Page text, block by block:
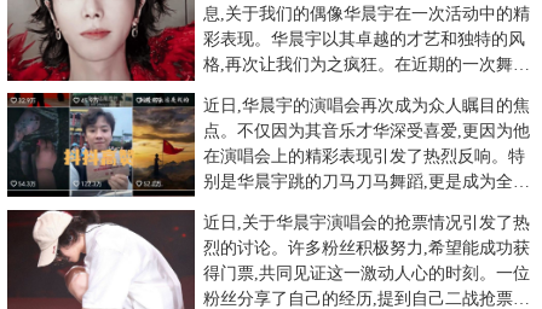
息,关于我们的偶像华晨宇在一次活动中的精
彩表现。华晨宇以其卓越的才艺和独特的风
格,再次让我们为之疯狂。在近期的一次舞台
近日,华晨宇的演唱会再次成为众人瞩目的焦
点。不仅因为其音乐才华深受喜爱,更因为他
在演唱会上的精彩表现引发了热烈反响。特
别是华晨宇跳的刀马刀马舞蹈,更是成为全场
近日,关于华晨宇演唱会的抢票情况引发了热
烈的讨论。许多粉丝积极努力,希望能成功获
得门票,共同见证这一激动人心的时刻。一位
粉丝分享了自己的经历,提到自己二战抢票仍